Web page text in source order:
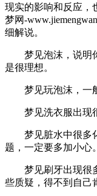
现实的影响和反应，
梦网-
细解说。
梦见泡沫，说明你
是很理想。
梦见玩泡沫，一般
梦见洗衣服出现很
梦见脏水中很多化
题，一定要多加小心。
梦见刷牙出现很多
些质疑，得不到自己